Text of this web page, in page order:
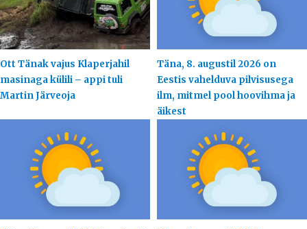
Ott Tänak vajus Klaperjahil
masinaga külili – appi tuli
Martin Järveoja
Täna, 8. augustil 2026 on
Eestis vahelduva pilvisusega
ilm, mitmel pool hoovihma ja
äikest